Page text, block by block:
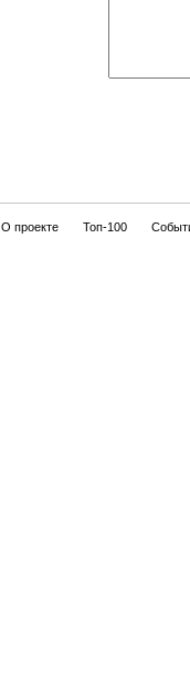
О проекте Топ-100